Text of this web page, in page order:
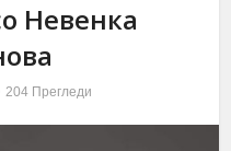
Невенка
204 Прегледи